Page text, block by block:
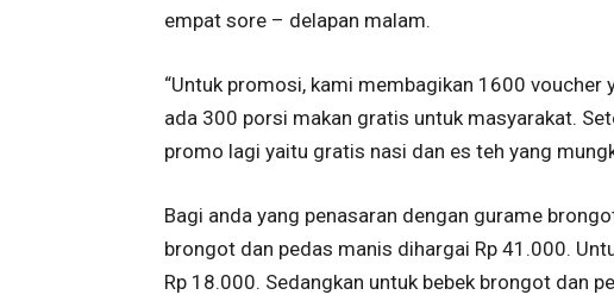
empat sore – delapan malam.
“Untuk promosi, kami membagikan 1600 voucher
ada 300 porsi makan gratis untuk masyarakat.
promo lagi yaitu gratis nasi dan es teh yang
Bagi anda yang penasaran dengan gurame
brongot dan pedas manis dihargai Rp 41.000.
Rp 18.000. Sedangkan untuk bebek brongot dan